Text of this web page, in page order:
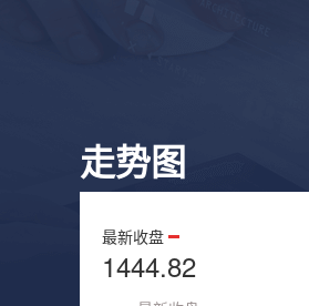
走势图
最新收盘
1444.82